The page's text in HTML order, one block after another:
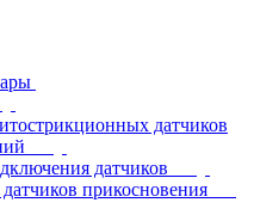
датчиков
датчиков
прикосновения